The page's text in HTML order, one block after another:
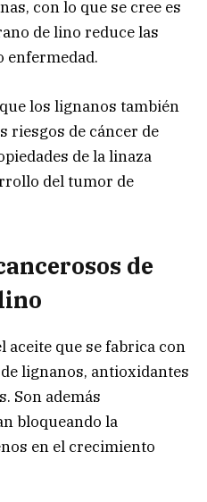
con lo que se cree es
de lino reduce las
enfermedad.
los lignanos también
riesgos de cáncer de
de la linaza
del tumor de
de
aceite que se fabrica con
lignanos, antioxidantes
Son además
bloqueando la
en el crecimiento